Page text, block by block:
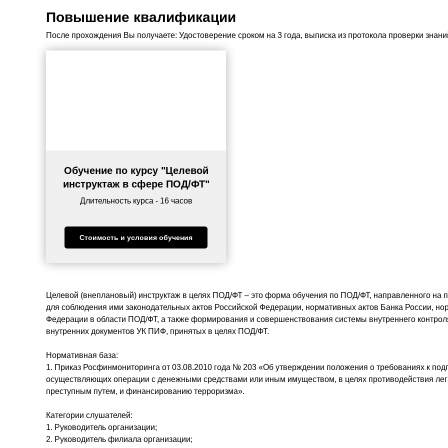
Повышение квалификации
После прохождения Вы получаете: Удостоверение сроком на 3 года, выписка из протокола проверки
Обучение по курсу "Целевой
инструктаж в сфере ПОД/ФТ"
Длительность курса - 16 часов
Стоимость и условия обучения
Целевой (внеплановый) инструктаж в целях ПОД/ФТ – это форма обучения по ПОД/ФТ, направленного на
для соблюдения ими законодательных актов Российской Федерации, нормативных актов Банка России,
Федерации в области ПОД/ФТ, а также формирования и совершенствования системы внутреннего
внутренних документов УК ПИФ, принятых в целях ПОД/ФТ.
Нормативная база:
1. Приказ Росфинмониторинга от 03.08.2010 года № 203 «Об утверждении положения о требованиях к
осуществляющих операции с денежными средствами или иным имуществом, в целях противодействия
преступным путем, и финансированию терроризма».
Категории слушателей:
1. Руководитель организации;
2. Руководитель филиала организации;